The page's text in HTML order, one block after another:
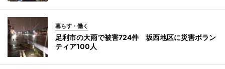
暮らす・働く
足利市の大雨で被害724件 坂西地区に災害ボラン
ティア100人